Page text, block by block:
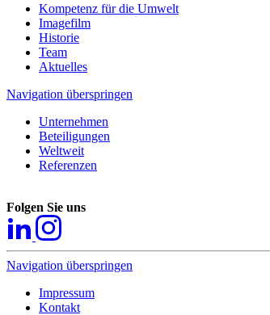
Kompetenz für die Umwelt
Imagefilm
Historie
Team
Aktuelles
Navigation überspringen
Unternehmen
Beteiligungen
Weltweit
Referenzen
Folgen Sie uns
Navigation überspringen
Impressum
Kontakt